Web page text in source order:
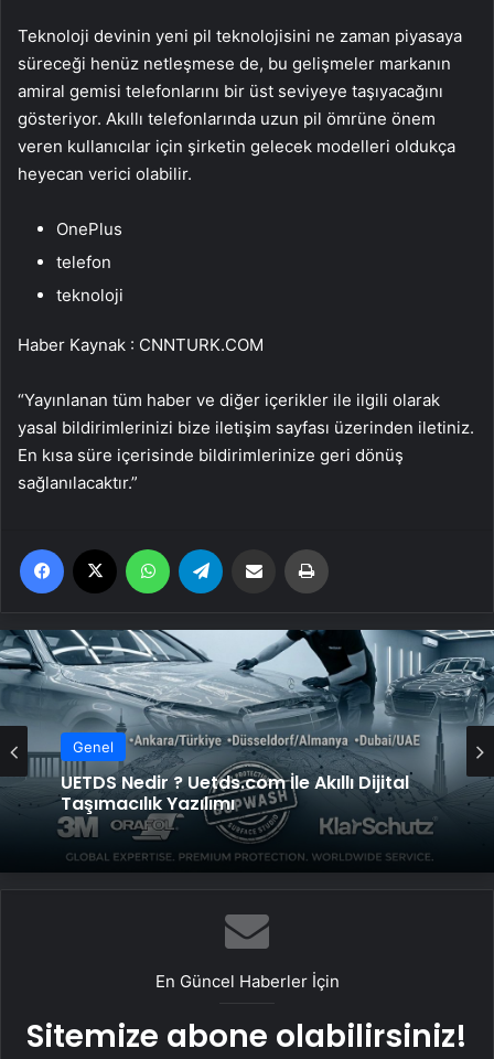
Teknoloji devinin yeni pil teknolojisini ne zaman piyasaya
süreceği henüz netleşmese de, bu gelişmeler markanın
amiral gemisi telefonlarını bir üst seviyeye taşıyacağını
gösteriyor. Akıllı telefonlarında uzun pil ömrüne önem
veren kullanıcılar için şirketin gelecek modelleri oldukça
heyecan verici olabilir.
OnePlus
telefon
teknoloji
Haber Kaynak : CNNTURK.COM
“Yayınlanan tüm haber ve diğer içerikler ile ilgili olarak
yasal bildirimlerinizi bize iletişim sayfası üzerinden iletiniz.
En kısa süre içerisinde bildirimlerinize geri dönüş
sağlanılacaktır.”
Facebook WhatsApp Email'den paylaş
Genel
UETDS Nedir ? Uetds.com İle Akıllı Dijital
Genel
Vira Assistance’tan Türkiye Genelinde
Güvenli Araç Taşıma ve Yol Yardım Atağı
En Güncel Haberler İçin
Sitemize abone olabilirsiniz!